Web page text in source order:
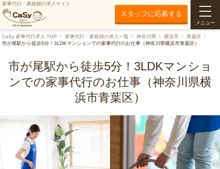
家事代行・家政婦の求人サイト
スタッフに応募する
メニュー
CaSy 家事代行求人 TOP 家事代行・家政婦の求人一覧 神奈川県 横浜市
青葉区
市が尾駅から徒歩5分！3LDKマンションでの家事代行のお仕事（神奈川県横浜市青葉区）
市が尾駅から徒歩5分！3LDKマンショ
ンでの家事代行のお仕事（神奈川県横
浜市青葉区）